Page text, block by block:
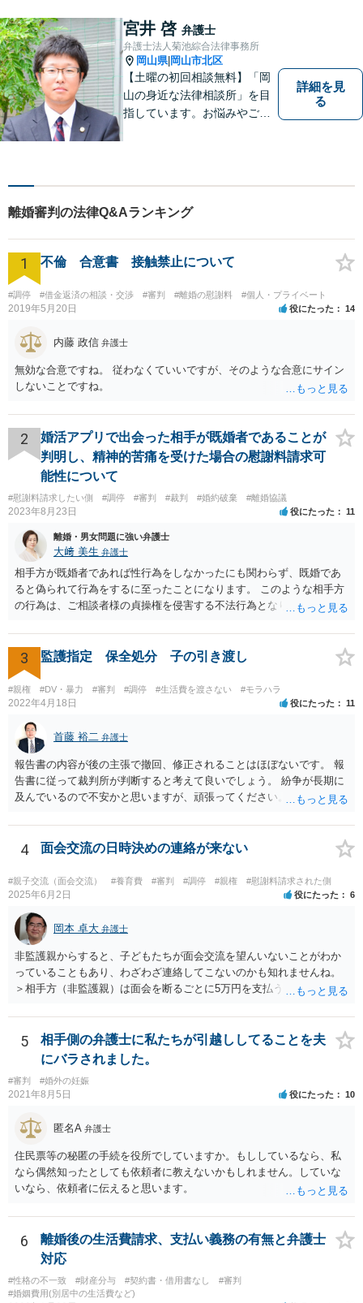
んなささいなことでも構いま
せん。お気軽にご相談くださ
い。【土曜日も受付可能】
【専用駐車場あり】
宮井 啓 弁護士
弁護士法人菊池綜合法律事務所
岡山県| 岡山市北区
【土曜の初回相談無料】「岡
山の身近な法律相談所」を目
指しています。お悩みやご不
でも構いません。お気軽にご
付可能】【専用駐車場あり】
詳細を見
る
離婚審判の法律Q&Aランキング
1 不倫 合意書 接触禁止について
#調停 #借金返済の相談・交渉 #審判 #離婚の慰謝料 #個人・プライベート
2019年5月20日 役にたった 14
内藤 政信 弁護士
無効な合意ですね。 従わなくていいですが、そのような合意にサイン
しないことですね。
2
婚活アプリで出会った相手が既婚者であることが
判明し、精神的苦痛を受けた場合の慰謝料請求可
能性について
#慰謝料請求したい側 #調停 #審判 #裁判 #婚約破棄 #離婚協議
2023年8月23日 役にたった 11
離婚・男女問題に強い弁護士
大﨑 美生 弁護士
相手方が既婚者であれば性行為をしなかったにも関わらず、既婚であ
ると偽られて行為をするに至ったことになります。 このような相手方
の行為は、ご相談者様の貞操権を侵害する不法行為となりますので、
ませんが、上記は性行為があったことを前提としています） 弁護士に
依頼されると、相手方の住民票を取得することができます。 請求する
慰謝料の額含め、一度弁護士にご相談されると良いと思います。
3 監護指定 保全処分 子の引き渡し
#親権 #DV・暴力 #審判 #調停 #生活費を渡さない #モラハラ
2022年4月18日 役にたった 11
首藤 裕二 弁護士
報告書の内容が後の主張で撤回、修正されることはほぼないです。 報
告書に従って裁判所が判断すると考えて良いでしょう。 紛争が長期に
及んでいるので不安かと思いますが、頑張ってください。
4 面会交流の日時決めの連絡が来ない
#親子交流（面会交流） #養育費 #審判 #調停 #親権 #慰謝料請求された側
2025年6月2日 役にたった 6
岡本 卓大 弁護士
非監護親からすると、子どもたちが面会交流を望んいないことがわか
っていることもあり、わざわざ連絡してこないのかも知れませんね。
＞相手方（非監護親）は面会を断るごとに5万円を支払うことを取決め
当に何が何でも面会交流したい（子どもたちと会いたい）と言うより
は、あなたに対する嫌がらせだった可能性もあるように思います（そ
ういう男はDV・虐待系の男には珍しくありません。）。 面会交流とは
親の権利ではなく、『子どものため』のものです。 子どもたちの年齢
（自分の気持ちを言える年齢）を考えても、無理に面会交流をする必
要もありません。 相手から面会交流を行うことについての申し出があ
ったときに対応すれば十分だと思います。 仮に相手から、面会交流さ
せなかった（連絡をしてこなかった）と慰謝料請求してきたとして
も、そのような請求は、まず認められません。 ご心配であれば、審判
書を持参して、お近くの弁護士に法律相談してみてください。
5
相手側の弁護士に私たちが引越ししてることを夫
にバラされました。
#審判 #婚外の妊娠
2021年8月5日 役にたった 10
匿名A 弁護士
住民票等の秘匿の手続を役所でしていますか。もししているなら、私
なら偶然知ったとしても依頼者に教えないかもしれません。していな
いなら、依頼者に伝えると思います。
6
離婚後の生活費請求、支払い義務の有無と弁護士
対応
#性格の不一致 #財産分与 #契約書・借用書なし
#審判
#婚姻費用(別居中の生活費など)